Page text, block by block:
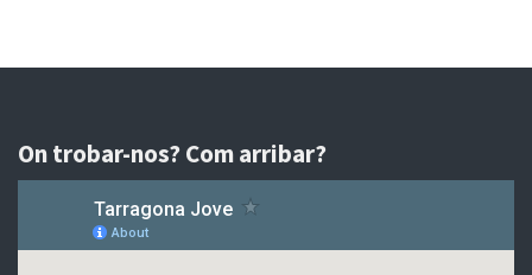
On trobar-nos? Com arribar?